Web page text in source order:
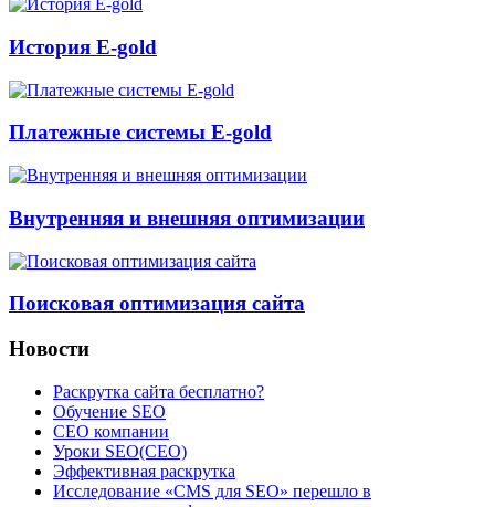
История E-gold
Платежные системы E-gold
Внутренняя и внешняя оптимизации
Поисковая оптимизация сайта
Новости
Раскрутка сайта бесплатно?
Обучение SEO
CEO компании
Уроки SEO(СЕО)
Эффективная раскрутка
Исследование «CMS для SEO» перешло в